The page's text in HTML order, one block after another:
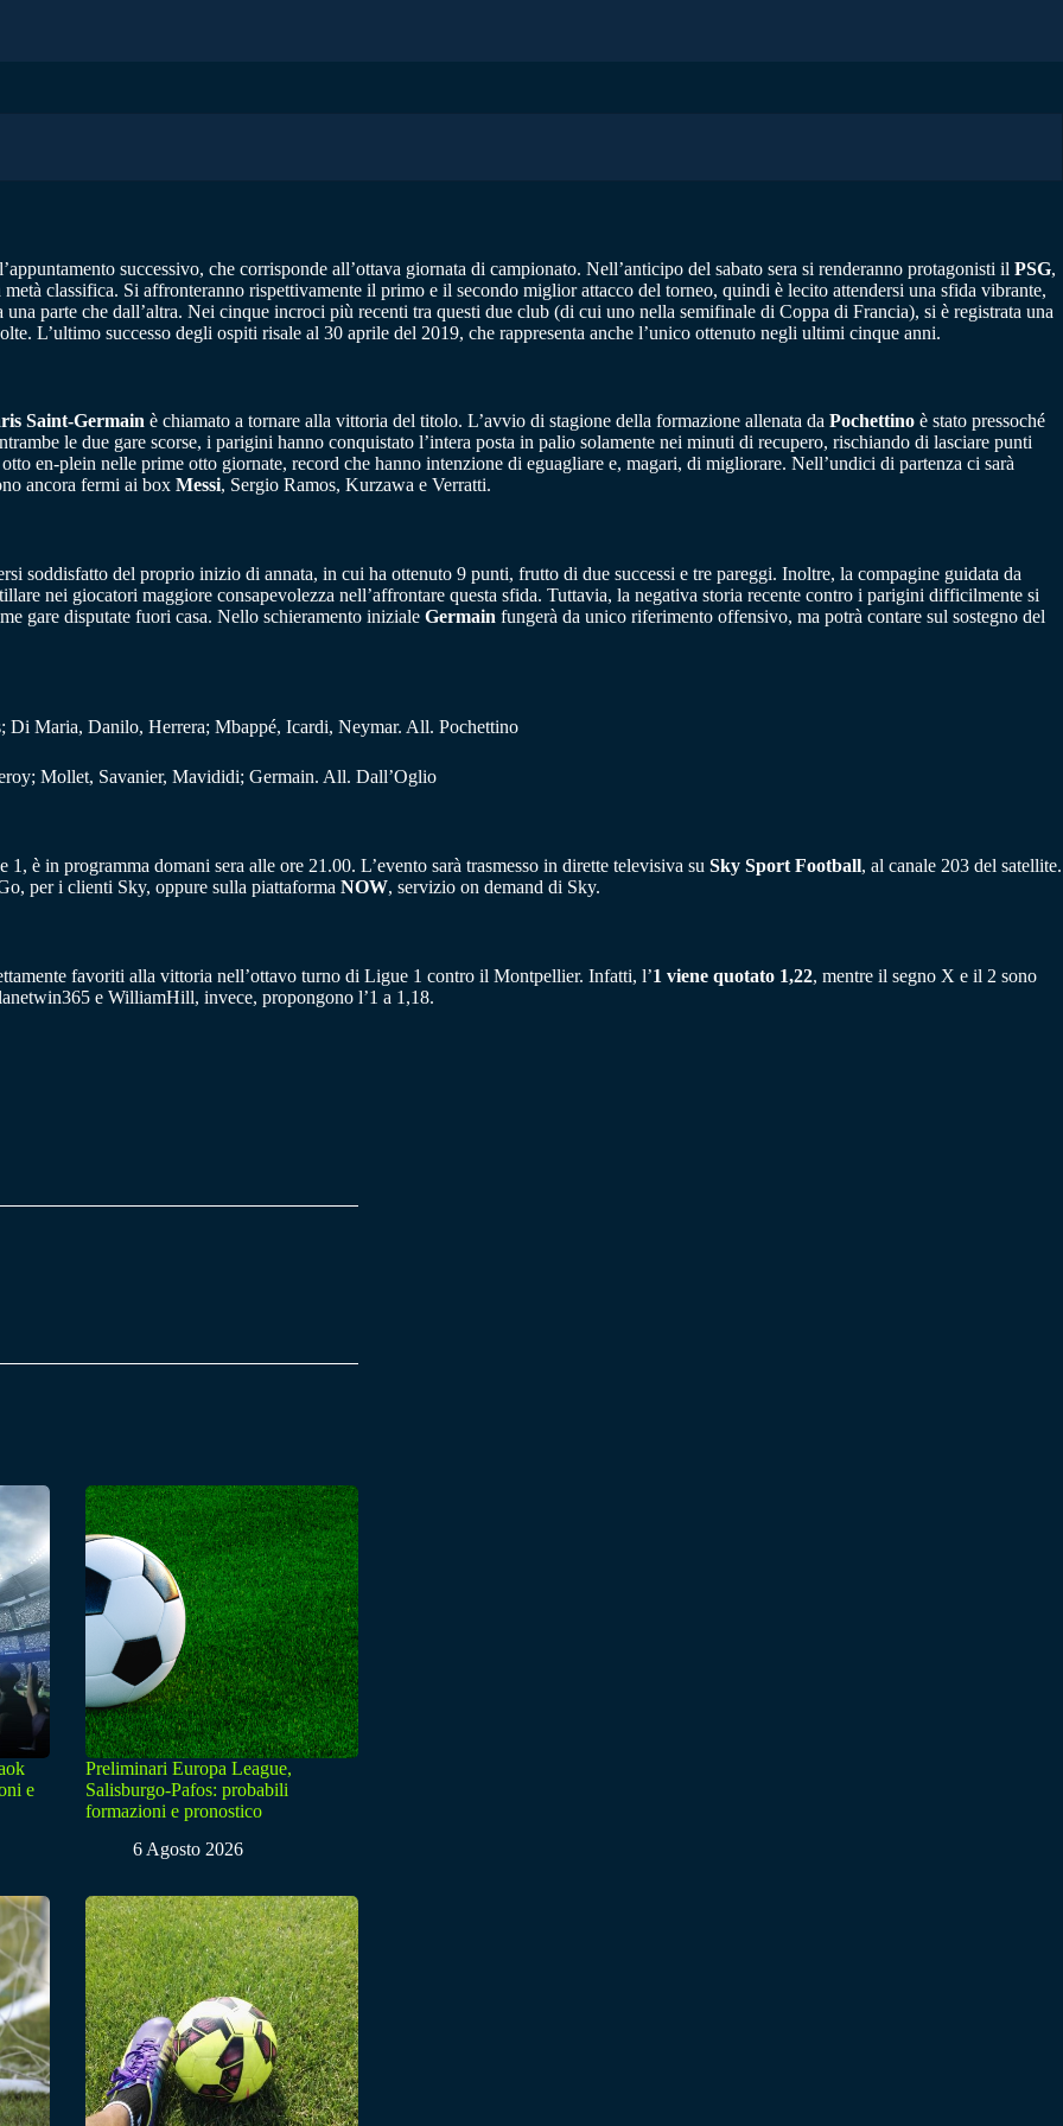
successivo, che corrisponde all’ottava giornata di campionato. Nell’anticipo del sabato sera si renderanno protagonisti il PSG,
metà classifica. Si affronteranno rispettivamente il primo e il secondo miglior attacco del torneo, quindi è lecito attendersi una sfida vibrante,
parte che dall’altra. Nei cinque incroci più recenti tra questi due club (di cui uno nella semifinale di Coppa di Francia), si è registrata una
L’ultimo successo degli ospiti risale al 30 aprile del 2019, che rappresenta anche l’unico ottenuto negli ultimi cinque anni.
Saint-Germain è chiamato a tornare alla vittoria del titolo. L’avvio di stagione della formazione allenata da Pochettino è stato pressoché
le due gare scorse, i parigini hanno conquistato l’intera posta in palio solamente nei minuti di recupero, rischiando di lasciare punti
en-plein nelle prime otto giornate, record che hanno intenzione di eguagliare e, magari, di migliorare. Nell’undici di partenza ci sarà
ancora fermi ai box Messi, Sergio Ramos, Kurzawa e Verratti.
soddisfatto del proprio inizio di annata, in cui ha ottenuto 9 punti, frutto di due successi e tre pareggi. Inoltre, la compagine guidata da
nei giocatori maggiore consapevolezza nell’affrontare questa sfida. Tuttavia, la negativa storia recente contro i parigini difficilmente si
gare disputate fuori casa. Nello schieramento iniziale Germain fungerà da unico riferimento offensivo, ma potrà contare sul sostegno del
Maria, Danilo, Herrera; Mbappé, Icardi, Neymar. All. Pochettino
Mollet, Savanier, Mavididi; Germain. All. Dall’Oglio
è in programma domani sera alle ore 21.00. L’evento sarà trasmesso in dirette televisiva su Sky Sport Football, al canale 203 del satellite.
per i clienti Sky, oppure sulla piattaforma NOW, servizio on demand di Sky.
favoriti alla vittoria nell’ottavo turno di Ligue 1 contro il Montpellier. Infatti, l’1 viene quotato 1,22, mentre il segno X e il 2 sono
e WilliamHill, invece, propongono l’1 a 1,18.
e
Preliminari Europa League,
Salisburgo-Pafos: probabili
formazioni e pronostico
6 Agosto 2026